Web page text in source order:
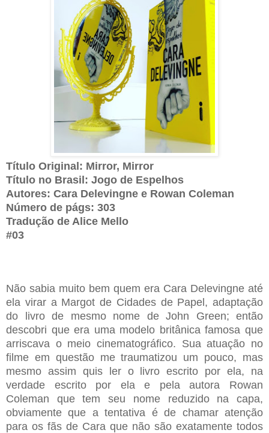
Título Original: Mirror, Mirror
Título no Brasil: Jogo de Espelhos
Autores: Cara Delevingne e Rowan Coleman
Número de págs: 303
Tradução de Alice Mello
#03
Não sabia muito bem quem era Cara Delevingne até
ela virar a Margot de Cidades de Papel, adaptação
do livro de mesmo nome de John Green; então
descobri que era uma modelo britânica famosa que
arriscava o meio cinematográfico. Sua atuação no
filme em questão me traumatizou um pouco, mas
mesmo assim quis ler o livro escrito por ela, na
verdade escrito por ela e pela autora Rowan
Coleman que tem seu nome reduzido na capa,
obviamente que a tentativa é de chamar atenção
para os fãs de Cara que não são exatamente todos